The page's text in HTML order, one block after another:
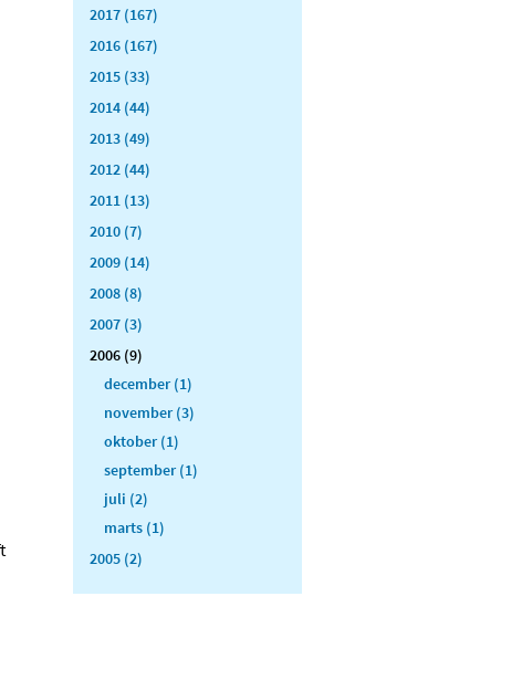
2017 (167)
2016 (167)
2015 (33)
2014 (44)
2013 (49)
2012 (44)
2011 (13)
2010 (7)
2009 (14)
2008 (8)
2007 (3)
2006 (9)
december (1)
november (3)
oktober (1)
september (1)
juli (2)
marts (1)
2005 (2)